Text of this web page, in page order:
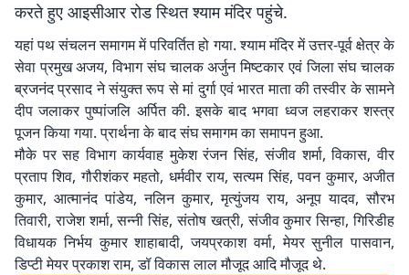
करते हुए आइसीआर रोड स्थित श्याम मंदिर पहुंचे.
यहां पथ संचलन समागम में परिवर्तित हो गया. श्याम मंदिर में उत्तर-पूर्व क्षेत्र के
सेवा प्रमुख अजय, विभाग संघ चालक अर्जुन मिष्टकार एवं जिला संघ चालक
ब्रजनंद प्रसाद ने संयुक्त रूप से मां दुर्गा एवं भारत माता की तस्वीर के सामने
दीप जलाकर पुष्पांजलि अर्पित की. इसके बाद भगवा ध्वज लहराकर शस्त्र
पूजन किया गया. प्रार्थना के बाद संघ समागम का समापन हुआ.
मौके पर सह विभाग कार्यवाह मुकेश रंजन सिंह, संजीव शर्मा, विकास, वीर
प्रताप शिव, गौरीशंकर महतो, धर्मवीर राय, सत्यम सिंह, पवन कुमार, अजीत
कुमार, आत्मानंद पांडेय, नलिन कुमार, मृत्युंजय राय, अनूप यादव, सौरभ
तिवारी, राजेश शर्मा, सन्नी सिंह, संतोष खत्री, संजीव कुमार सिन्हा, गिरिडीह
विधायक निर्भय कुमार शाहाबादी, जयप्रकाश वर्मा, मेयर सुनील पासवान,
डिप्टी मेयर प्रकाश राम, डॉ विकास लाल मौजूद आदि मौजूद थे.